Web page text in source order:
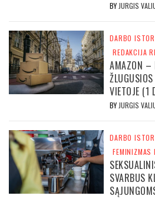
BY JURGIS
DARBO
REDAKCIJA
AMAZON –
VIETOJE (1
BY JURGIS
DARBO
FEMINIZMAS
SVARBUS